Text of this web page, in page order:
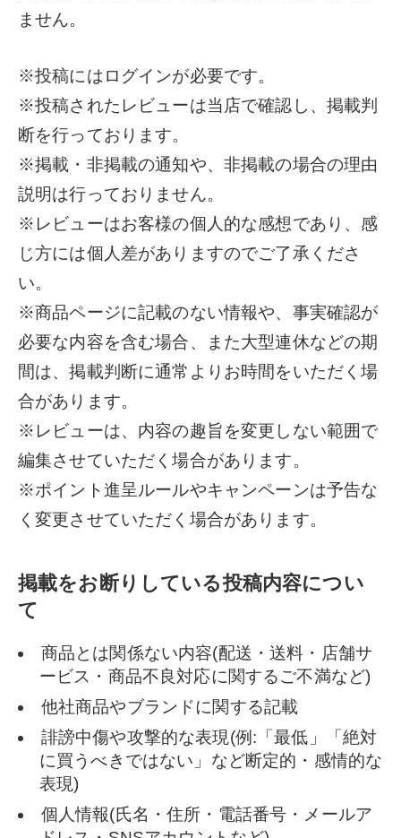
ません。
※投稿にはログインが必要です。
※投稿されたレビューは当店で確認し、掲載判
断を行っております。
※掲載・非掲載の通知や、非掲載の場合の理由
説明は行っておりません。
※レビューはお客様の個人的な感想であり、感
じ方には個人差がありますのでご了承くださ
い。
※商品ページに記載のない情報や、事実確認が
必要な内容を含む場合、また大型連休などの期
間は、掲載判断に通常よりお時間をいただく場
合があります。
※レビューは、内容の趣旨を変更しない範囲で
編集させていただく場合があります。
※ポイント進呈ルールやキャンペーンは予告な
く変更させていただく場合があります。
掲載をお断りしている投稿内容につい
て
商品とは関係ない内容(配送・送料・店舗サ
ービス・商品不良対応に関するご不満など)
他社商品やブランドに関する記載
誹謗中傷や攻撃的な表現(例:「最低」「絶対
に買うべきではない」など断定的・感情的な
表現)
個人情報(氏名・住所・電話番号・メールア